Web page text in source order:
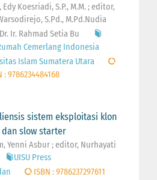
Edy Koesriadi, S.P., M.M. ; editor,
S.Pd., M.Pd.Nudia
Ir. Rahmad Setia Bu
Cemerlang Indonesia
Islam Sumatera Utara
: 9786234484168
sistem eksploitasi klon
slow starter
Yenni Asbur ; editor, Nurhayati
UISU Press
ISBN : 9786237297611